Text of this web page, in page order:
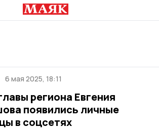
6 мая 2025, 18:11
региона Евгения
появились личные
в соцсетях